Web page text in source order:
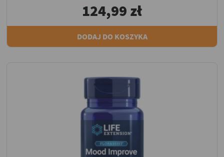
124,99 zł
DODAJ DO KOSZYKA